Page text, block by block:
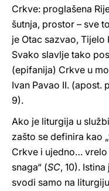
Crkve: proglašena
šutnja, prostor – sve
je Otac sazvao,
Svako slavlje tako
(epifanija) Crkve u
Ivan Pavao II. (apost.
9).
Ako je liturgija u
zašto se definira kao
Crkve i ujedno…
snaga“ (SC, 10).
svodi samo na